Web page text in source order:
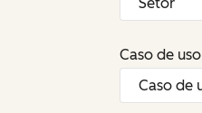
Caso de uso